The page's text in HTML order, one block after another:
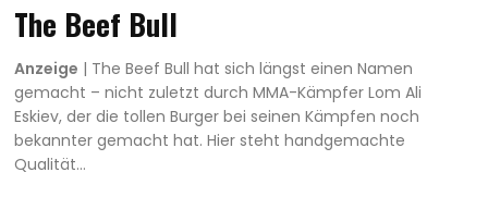
The Beef Bull
Anzeige | The Beef Bull hat sich längst einen Namen
gemacht – nicht zuletzt durch MMA-Kämpfer Lom Ali
Eskiev, der die tollen Burger bei seinen Kämpfen noch
bekannter gemacht hat. Hier steht handgemachte
Qualität...